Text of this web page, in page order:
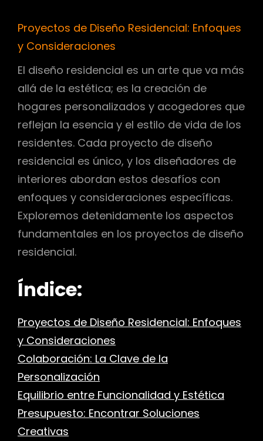
Proyectos de Diseño Residencial: Enfoques
y Consideraciones
El diseño residencial es un arte que va más
allá de la estética; es la creación de
hogares personalizados y acogedores que
reflejan la esencia y el estilo de vida de los
residentes. Cada proyecto de diseño
residencial es único, y los diseñadores de
interiores abordan estos desafíos con
enfoques y consideraciones específicas.
Exploremos detenidamente los aspectos
fundamentales en los proyectos de diseño
residencial.
Índice:
Proyectos de Diseño Residencial: Enfoques
y Consideraciones
Colaboración: La Clave de la
Personalización
Equilibrio entre Funcionalidad y Estética
Presupuesto: Encontrar Soluciones
Creativas